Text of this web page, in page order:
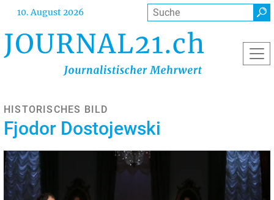
Direkt
Inhalt
10. August 2026 Suche
HISTORISCHES BILD
Fjodor Dostojewski